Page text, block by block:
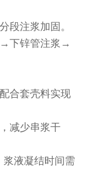
段注浆加固。
→下锌管注浆→
合套壳料实现
减少串浆干
浆液凝结时间需